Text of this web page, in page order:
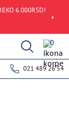
6.000RSD!
0
021 489 26 54